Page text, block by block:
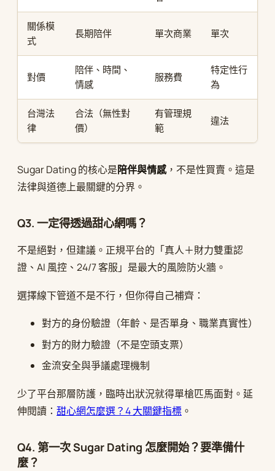
關係模
式
長期陪伴 單次商業 單次
對價
陪伴、時間、
情感
服務費
特定性行
為
台灣法
律
合法（無性對
價）
有管理規
範
違法
Sugar Dating 的核心是陪伴與情感，不是性買賣。這是
法律與道德上最關鍵的分界。
Q3. 一定得透過甜心網嗎？
不是絕對，但建議。正規平台的「真人＋財力雙重認
證、AI 風控、24/7 客服」是最大的風險防火牆。
選擇線下管道不是不行，但你得自己補齊：
對方的身份驗證（年齡、是否單身、職業真實性）
對方的財力驗證（不是空頭支票）
金流安全與爭議處理機制
少了平台那層防護，臨時出狀況就得單槍匹馬面對。延
伸閱讀： 甜心網怎麼選？4 大關鍵指標 。
Q4. 第一次 Sugar Dating 怎麼開始？要準備什
麼？